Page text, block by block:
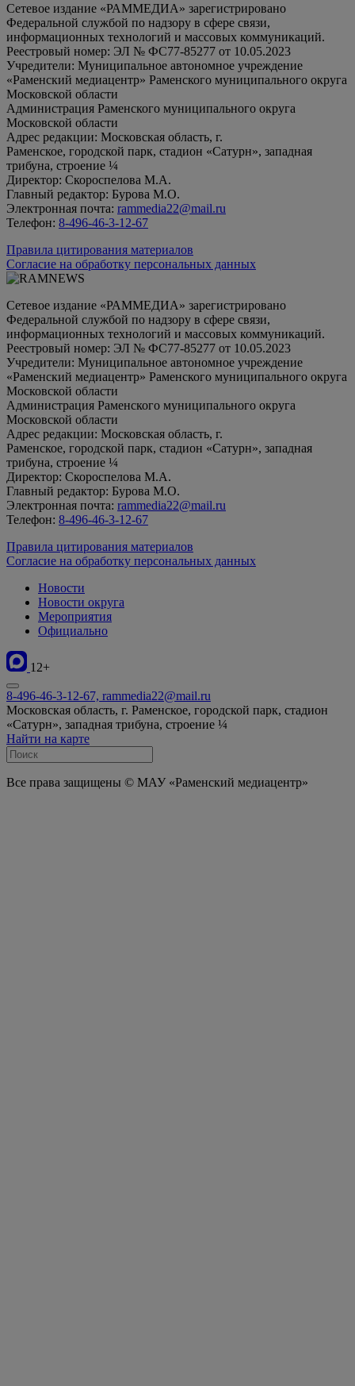
Сетевое издание «РАММЕДИА» зарегистрировано
Федеральной службой по надзору в сфере связи,
информационных технологий и массовых коммуникаций.
Реестровый номер: ЭЛ № ФС77-85277 от 10.05.2023
Учредители: Муниципальное автономное учреждение
«Раменский медиацентр» Раменского муниципального округа
Московской области
Администрация Раменского муниципального округа
Московской области
Адрес редакции: Московская область, г.
Раменское, городской парк, стадион «Сатурн», западная
трибуна, строение ¼
Директор: Скороспелова М.А.
Главный редактор: Бурова М.О.
Электронная почта: rammedia22@mail.ru
Телефон: 8-496-46-3-12-67
Правила цитирования материалов
Согласие на обработку персональных данных
Сетевое издание «РАММЕДИА» зарегистрировано
Федеральной службой по надзору в сфере связи,
информационных технологий и массовых коммуникаций.
Реестровый номер: ЭЛ № ФС77-85277 от 10.05.2023
Учредители: Муниципальное автономное учреждение
«Раменский медиацентр» Раменского муниципального округа
Московской области
Администрация Раменского муниципального округа
Московской области
Адрес редакции: Московская область, г.
Раменское, городской парк, стадион «Сатурн», западная
трибуна, строение ¼
Директор: Скороспелова М.А.
Главный редактор: Бурова М.О.
Электронная почта: rammedia22@mail.ru
Телефон: 8-496-46-3-12-67
Правила цитирования материалов
Согласие на обработку персональных данных
Новости
Новости округа
Мероприятия
Официально
12+
8-496-46-3-12-67, rammedia22@mail.ru
Московская область, г. Раменское, городской парк, стадион
«Сатурн», западная трибуна, строение ¼
Найти на карте
Все права защищены © МАУ «Раменский медиацентр»